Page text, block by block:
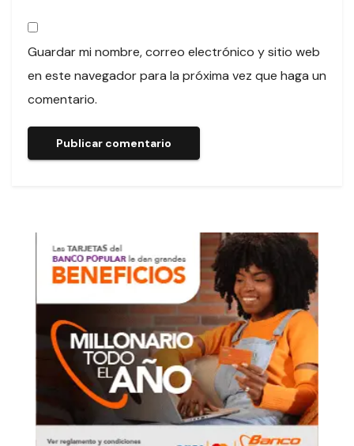
Guardar mi nombre, correo electrónico y sitio web
en este navegador para la próxima vez que haga un
comentario.